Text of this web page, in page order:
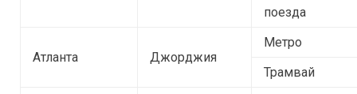
поезда
Атланта Джорджия
Метро
Трамвай